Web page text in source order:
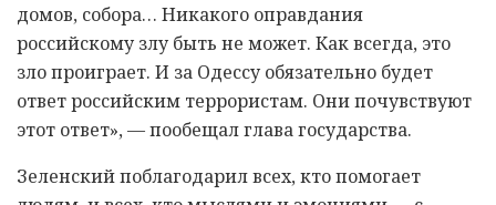
домов, собора… Никакого оправдания
российскому злу быть не может. Как всегда, это
зло проиграет. И за Одессу обязательно будет
ответ российским террористам. Они почувствуют
этот ответ», — пообещал глава государства.
Зеленский поблагодарил всех, кто помогает